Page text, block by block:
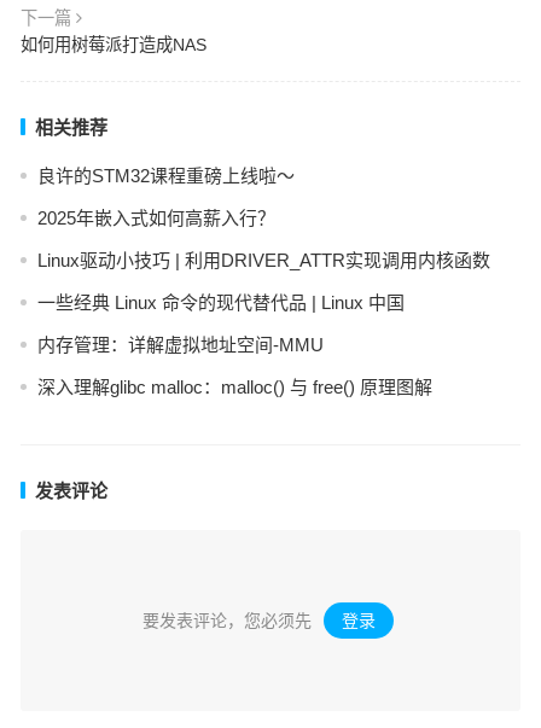
下一篇
如何用树莓派打造成NAS
相关推荐
良许的STM32课程重磅上线啦～
2025年嵌入式如何高薪入行？
Linux驱动小技巧 | 利用DRIVER_ATTR实现调用内核函数
一些经典 Linux 命令的现代替代品 | Linux 中国
内存管理：详解虚拟地址空间-MMU
深入理解glibc malloc：malloc() 与 free() 原理图解
发表评论
要发表评论，您必须先 登录 。